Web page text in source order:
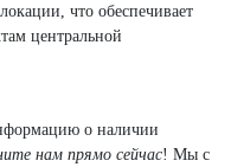
что обеспечивает
центральной
о наличии
нам прямо сейчас! Мы с